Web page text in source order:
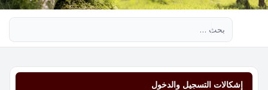
إشكالات التسجيل والدخول